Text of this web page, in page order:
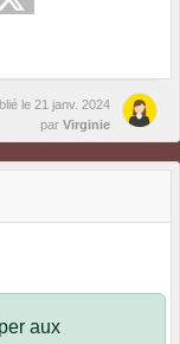
le 21 janv. 2024
par Virginie
aux